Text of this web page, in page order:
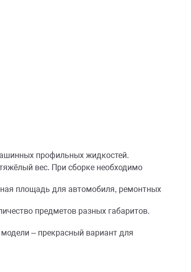
профильных жидкостей.
вес. При сборке необходимо
площадь для автомобиля, ремонтных
предметов разных габаритов.
– прекрасный вариант для